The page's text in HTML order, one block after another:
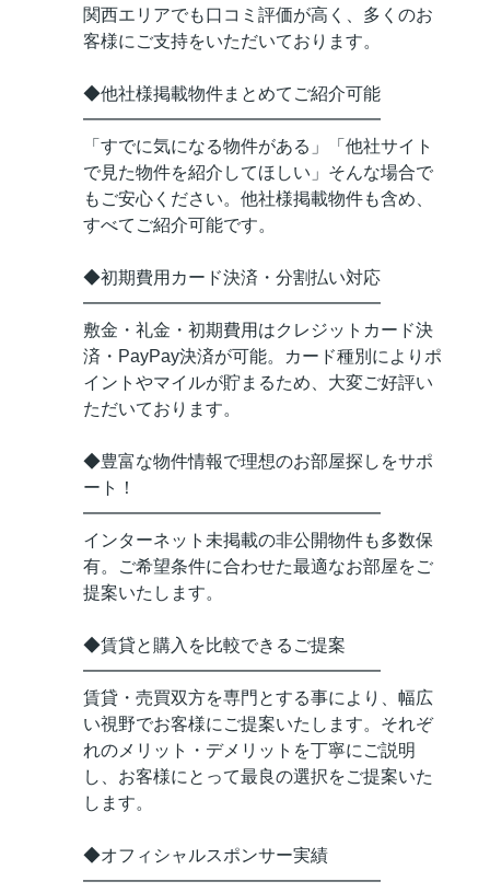
関西エリアでも口コミ評価が高く、多くのお
客様にご支持をいただいております。
◆他社様掲載物件まとめてご紹介可能
━━━━━━━━━━━━━━━━━
「すでに気になる物件がある」「他社サイト
で見た物件を紹介してほしい」そんな場合で
もご安心ください。他社様掲載物件も含め、
すべてご紹介可能です。
◆初期費用カード決済・分割払い対応
━━━━━━━━━━━━━━━━━
敷金・礼金・初期費用はクレジットカード決
済・PayPay決済が可能。カード種別によりポ
イントやマイルが貯まるため、大変ご好評い
ただいております。
◆豊富な物件情報で理想のお部屋探しをサポ
ート！
━━━━━━━━━━━━━━━━━
インターネット未掲載の非公開物件も多数保
有。ご希望条件に合わせた最適なお部屋をご
提案いたします。
◆賃貸と購入を比較できるご提案
━━━━━━━━━━━━━━━━━
賃貸・売買双方を専門とする事により、幅広
い視野でお客様にご提案いたします。それぞ
れのメリット・デメリットを丁寧にご説明
し、お客様にとって最良の選択をご提案いた
します。
◆オフィシャルスポンサー実績
━━━━━━━━━━━━━━━━━